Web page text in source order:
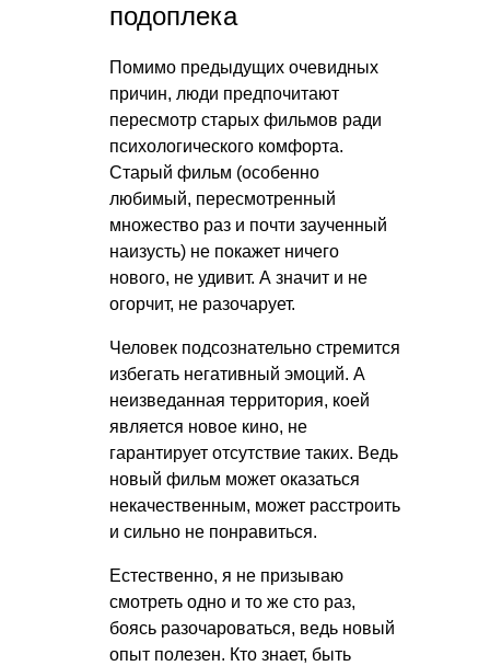
подоплека
Помимо предыдущих очевидных
причин, люди предпочитают
пересмотр старых фильмов ради
психологического комфорта.
Старый фильм (особенно
любимый, пересмотренный
множество раз и почти заученный
наизусть) не покажет ничего
нового, не удивит. А значит и не
огорчит, не разочарует.
Человек подсознательно стремится
избегать негативный эмоций. А
неизведанная территория, коей
является новое кино, не
гарантирует отсутствие таких. Ведь
новый фильм может оказаться
некачественным, может расстроить
и сильно не понравиться.
Естественно, я не призываю
смотреть одно и то же сто раз,
боясь разочароваться, ведь новый
опыт полезен. Кто знает, быть